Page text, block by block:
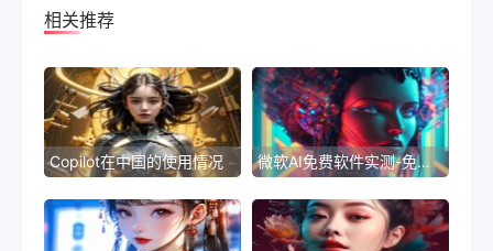
相关推荐
Copilot在中国的使用情况 微软AI免费软件实测-免费AI软件实测结果：微软产品大比拼